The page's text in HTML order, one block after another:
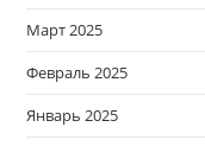
Март 2025
Февраль 2025
Январь 2025